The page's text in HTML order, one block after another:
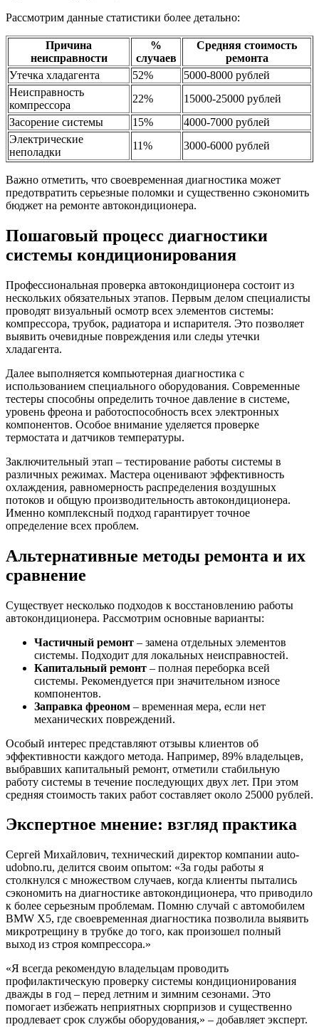
Рассмотрим данные статистики более детально:
Причина
неисправности
%
случаев
Средняя стоимость
ремонта
Утечка хладагента
52%
5000-8000 рублей
Неисправность
компрессора
22%
15000-25000 рублей
Засорение системы
15%
4000-7000 рублей
Электрические
неполадки
11% 3000-6000 рублей
Важно отметить, что своевременная диагностика может
предотвратить серьезные поломки и существенно сэкономить
бюджет на ремонте автокондиционера.
Пошаговый процесс диагностики
системы кондиционирования
Профессиональная проверка автокондиционера состоит из
нескольких обязательных этапов. Первым делом специалисты
проводят визуальный осмотр всех элементов системы:
компрессора, трубок, радиатора и испарителя. Это позволяет
выявить очевидные повреждения или следы утечки
хладагента.
Далее выполняется компьютерная диагностика с
использованием специального оборудования. Современные
тестеры способны определить точное давление в системе,
уровень фреона и работоспособность всех электронных
компонентов. Особое внимание уделяется проверке
термостата и датчиков температуры.
Заключительный этап – тестирование работы системы в
различных режимах. Мастера оценивают эффективность
охлаждения, равномерность распределения воздушных
потоков и общую производительность автокондиционера.
Именно комплексный подход гарантирует точное
определение всех проблем.
Альтернативные методы ремонта и их
сравнение
Существует несколько подходов к восстановлению работы
автокондиционера. Рассмотрим основные варианты:
Частичный ремонт – замена отдельных элементов
системы. Подходит для локальных неисправностей.
Капитальный ремонт – полная переборка всей
системы. Рекомендуется при значительном износе
компонентов.
Заправка фреоном – временная мера, если нет
механических повреждений.
Особый интерес представляют отзывы клиентов об
эффективности каждого метода. Например, 89% владельцев,
выбравших капитальный ремонт, отметили стабильную
работу системы в течение последующих двух лет. При этом
средняя стоимость таких работ составляет около 25000 рублей.
Экспертное мнение: взгляд практика
Сергей Михайлович, технический директор компании auto-
udobno.ru, делится своим опытом: «За годы работы я
столкнулся с множеством случаев, когда клиенты пытались
сэкономить на диагностике автокондиционера, что приводило
к более серьезным проблемам. Помню случай с автомобилем
BMW X5, где своевременная диагностика позволила выявить
микротрещину в трубке до того, как произошел полный
выход из строя компрессора.»
«Я всегда рекомендую владельцам проводить
профилактическую проверку системы кондиционирования
дважды в год – перед летним и зимним сезонами. Это
помогает избежать неприятных сюрпризов и существенно
продлевает срок службы оборудования,» – добавляет эксперт.